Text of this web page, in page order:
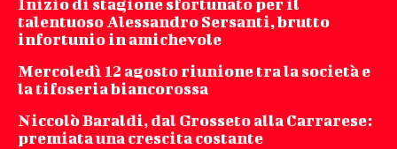
Inizio di stagione sfortunato per il
talentuoso Alessandro Sersanti, brutto
infortunio in amichevole
Mercoledì 12 agosto riunione tra la società e
la tifoseria biancorossa
Niccolò Baraldi, dal Grosseto alla Carrarese:
premiata una crescita costante